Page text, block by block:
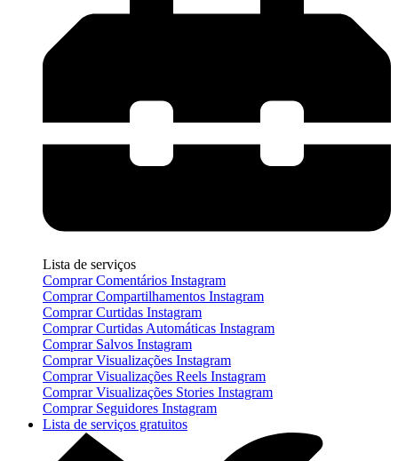
Lista de serviços
Comprar Comentários Instagram
Comprar Compartilhamentos Instagram
Comprar Curtidas Instagram
Comprar Curtidas Automáticas Instagram
Comprar Salvos Instagram
Comprar Visualizações Instagram
Comprar Visualizações Reels Instagram
Comprar Visualizações Stories Instagram
Comprar Seguidores Instagram
Lista de serviços gratuitos